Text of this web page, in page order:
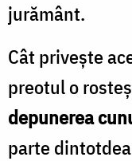
jurământ.
Cât privește
preotul o
depunerea
parte